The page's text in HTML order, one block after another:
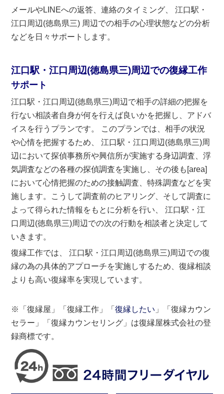
メールやLINEへの返答、連絡のタイミング、 江口駅・
江口周辺(徳島県三) 周辺での相手の心理状態などの分析
などを日々サポートします。
江口駅・江口周辺(徳島県三)周辺での復縁工作
サポート
江口駅・江口周辺(徳島県三)周辺で相手の詳細の把握を
行ない相談者自身が何を行えば良いかを把握し、アドバ
イスを行うプランです。 このプランでは、相手の状況
や心情を把握するため、 江口駅・江口周辺(徳島県三)周
辺において探偵事務所や興信所が実施する身辺調査、浮
気調査などの各種の探偵調査を実施し、その後も[area]
において心情把握のための接触調査、特殊調査などを実
施します。こうして調査前のヒアリング、そして調査に
よって得られた情報をもとに分析を行い、 江口駅・江
口周辺(徳島県三)周辺での次の行動を相談者と決定して
いきます。
復縁工作では、 江口駅・江口周辺(徳島県三)周辺での復
縁の為の具体的アプローチを実施しするため、復縁相談
よりも高い復縁率を実現しています。
※「復縁屋」「復縁工作」「復縁したい 」「復縁カウン
セラー」「復縁カウンセリング」は復縁屋株式会社の登
録商標です。